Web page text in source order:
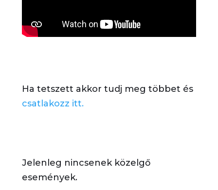
Ha tetszett akkor tudj meg többet és
csatlakozz itt.
Jelenleg nincsenek közelgő
események.